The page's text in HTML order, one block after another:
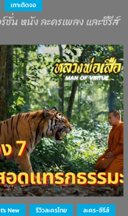
เกาะติดจอ
ชั่น หนัง ละครเพลง และซีรีส์
New รีวิวละครไทย
ละคร-ซีรีส์